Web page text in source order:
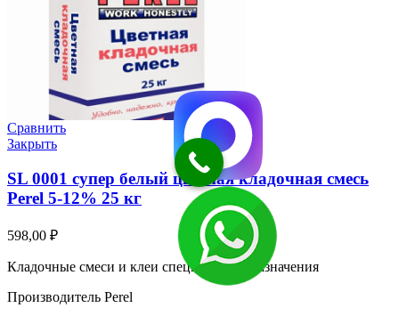
Сравнить
Закрыть
SL 0001 супер белый цветная кладочная смесь
Perel 5-12% 25 кг
598,00 ₽
Кладочные смеси и клеи специального назначения
Производитель Perel